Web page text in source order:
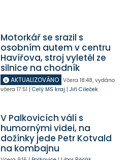
Motorkář se srazil s
osobním autem v centru
Havířova, stroj vyletěl ze
silnice na chodník
AKTUALIZOVÁNO Včera 18:48, vydáno
včera 17:51 | Celý MS kraj | Jiří Cileček
V Palkovicích válí s
humornými videi, na
dožínky jede Petr Kotvald
na kombajnu